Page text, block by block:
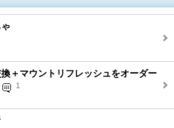
＋マウントリフレッシュをオーダー
1